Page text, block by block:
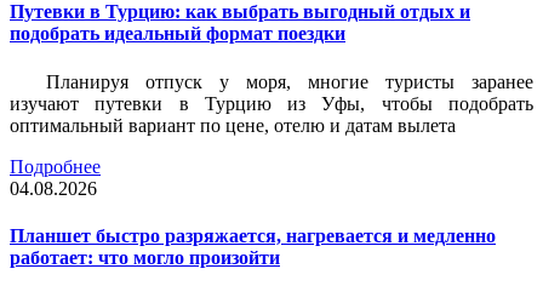
Путевки в Турцию: как выбрать выгодный отдых и
подобрать идеальный формат поездки
Планируя отпуск у моря, многие туристы заранее
изучают путевки в Турцию из Уфы, чтобы подобрать
оптимальный вариант по цене, отелю и датам вылета
Подробнее
04.08.2026
Планшет быстро разряжается, нагревается и медленно
работает: что могло произойти